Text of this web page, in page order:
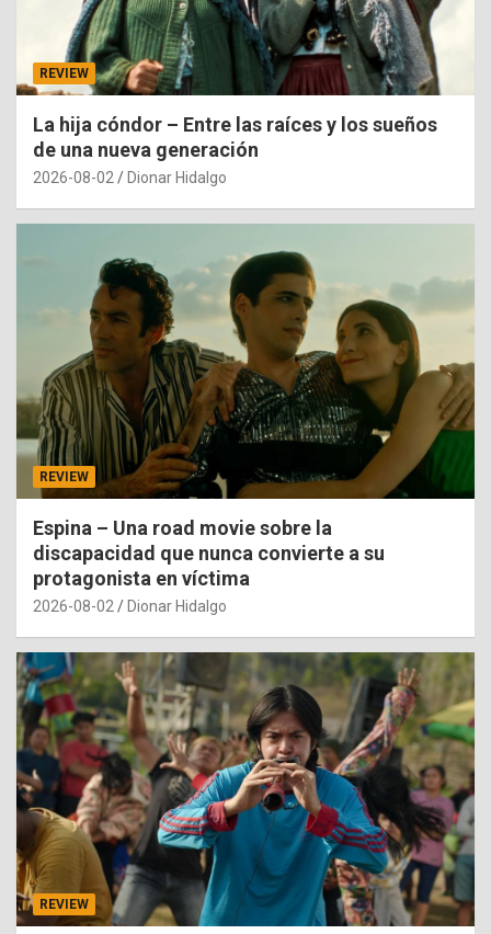
REVIEW
La hija cóndor – Entre las raíces y los sueños
de una nueva generación
2026-08-02 Dionar Hidalgo
REVIEW
Espina – Una road movie sobre la
discapacidad que nunca convierte a su
protagonista en víctima
2026-08-02 Dionar Hidalgo
REVIEW